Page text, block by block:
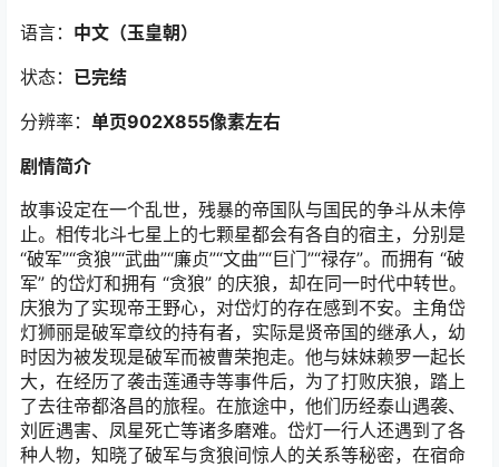
语言： 中文（玉皇朝）
状态： 已完结
分辨率： 单页902X855像素左右
剧情简介
故事设定在一个乱世，残暴的帝国队与国民的争斗从未停
止。相传北斗七星上的七颗星都会有各自的宿主，分别是
“破军”“贪狼”“武曲”“廉贞”“文曲”“巨门”“禄存”。而拥有 “破
军” 的岱灯和拥有 “贪狼” 的庆狼，却在同一时代中转世。
庆狼为了实现帝王野心，对岱灯的存在感到不安。主角岱
灯狮丽是破军章纹的持有者，实际是贤帝国的继承人，幼
时因为被发现是破军而被曹荣抱走。他与妹妹赖罗一起长
大，在经历了袭击莲通寺等事件后，为了打败庆狼，踏上
了去往帝都洛昌的旅程。在旅途中，他们历经泰山遇袭、
刘匠遇害、凤星死亡等诸多磨难。岱灯一行人还遇到了各
种人物，知晓了破军与贪狼间惊人的关系等秘密，在宿命